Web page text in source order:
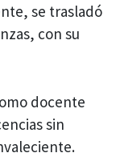
se trasladó
con su
docente
sin